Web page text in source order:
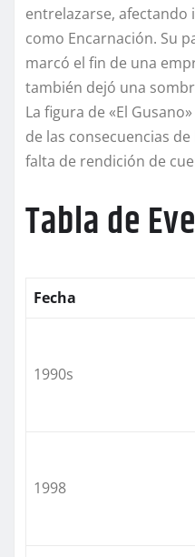
entrelazarse, afectando
como Encarnación. Su
marcó el fin de una
también dejó una
La figura de «El
de las consecuencias
falta de rendición de
Tabla de
Fecha
1990s
1998